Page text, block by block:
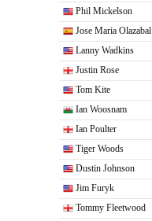
Phil Mickelson
Jose Maria Olazabal
Lanny Wadkins
Justin Rose
Tom Kite
Ian Woosnam
Ian Poulter
Tiger Woods
Dustin Johnson
Jim Furyk
Tommy Fleetwood